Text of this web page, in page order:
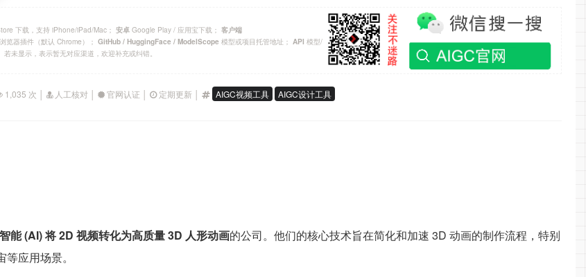
下载，支持 iPhone/iPad/Mac； 安卓 Google Play / 应用宝下载； 客户端
浏览器插件（默认 Chrome）； GitHub / HuggingFace / ModelScope 模型或项目托管地址； API 模型/
未显示，表示暂无对应渠道，欢迎补充或纠错。
1,035 次 │ 人工核对 │ 官网认证 │ 定期更新 │ AIGC视频工具 AIGC设计工具
能 (AI) 将 2D 视频转化为高质量 3D 人形动画的公司。他们的核心技术旨在简化和加速 3D 动画的制作流程，特别
应用场景。